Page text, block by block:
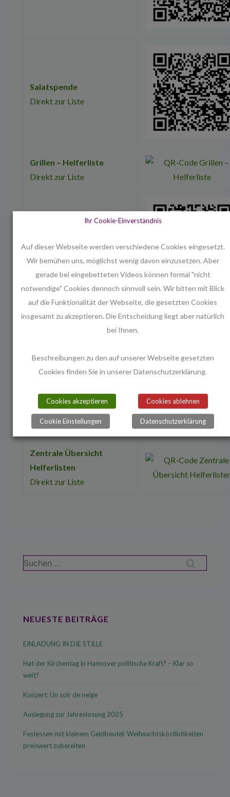
Salatspende
Direkt zur Liste
Grillen – Helferliste
Direkt zur Liste
Direkt zur Liste
Bierstand – Helferliste
Kaffee/Kuchen/Salatstand
– Helferliste
Küche – Helferliste
Direkt zur Liste
Zentrale Übersicht
Helferlisten
Direkt zur Liste
Suchen
nach:
NEUESTE BEITRÄGE
EINLADUNG IN DIE STILLE
Hat der Kirchentag in Hannover politische Kraft? – Klar so
weit?
Konzert: Un soir de neige
Auslegung zur Jahreslosung 2025
Festessen mit kleinem Geldbeutel: Weihnachtsköstlichkeiten
preiswert zubereiten
Ihr Cookie-Einverständnis
Auf dieser Webseite werden verschiedene Cookies eingesetzt.
Wir bemühen uns, möglichst wenig davon einzusetzen. Aber
gerade bei eingebetteten Videos können formal "nicht
notwendige" Cookies dennoch sinnvoll sein. Wir bitten mit Blick
auf die Funktionalität der Webseite, die gesetzten Cookies
insgesamt zu akzeptieren. Die Entscheidung liegt aber natürlich
bei Ihnen.
Beschreibungen zu den auf unserer Webseite gesetzten
Cookies finden Sie in unserer Datenschutzerklärung.
Cookies akzeptieren Cookies ablehnen
Cookie Einstellungen Datenschutzerklärung